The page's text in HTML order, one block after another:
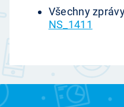
Všechny
NS_1411